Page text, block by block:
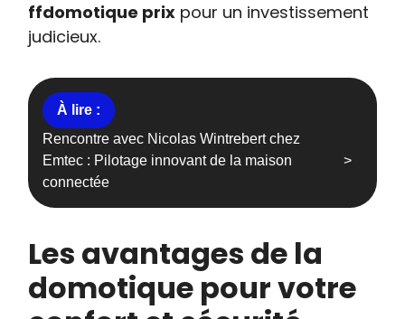
ffdomotique prix pour un investissement
judicieux.
Rencontre avec Nicolas Wintrebert chez
Emtec : Pilotage innovant de la maison
connectée
Les avantages de la
domotique pour votre